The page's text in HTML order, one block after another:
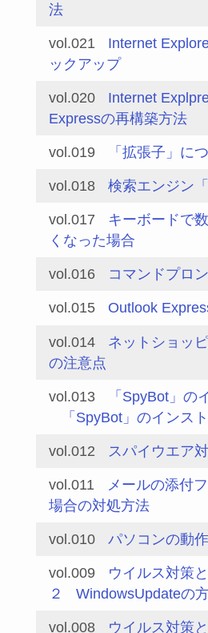
法
vol.021
Internet
ックアップ
vol.020
Internet
Expressの再構築方法
vol.019 「拡張子」に
vol.018 検索エンジン
vol.017
キーボードで
くなった場合
vol.016 コマンドプロ
vol.015 Outlook
vol.014
ネットショッ
の注意点
vol.013
「SpyBot」の
「SpyBot」のインス
vol.012 スパイウエア
vol.011
メールの添付
場合の対処方法
vol.010 パソコンの動
vol.009
ウイルス対策
２
WindowsUpdateの
vol.008
ウイルス対策